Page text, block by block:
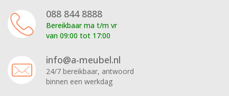
088 844 8888
Bereikbaar ma t/m vr
van 09:00 tot 17:00
info@a-meubel.nl
24/7 bereikbaar, antwoord
binnen een werkdag